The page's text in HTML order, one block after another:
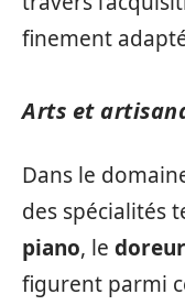
finement
Arts et
Dans le
des spécialités
piano, le
figurent parmi